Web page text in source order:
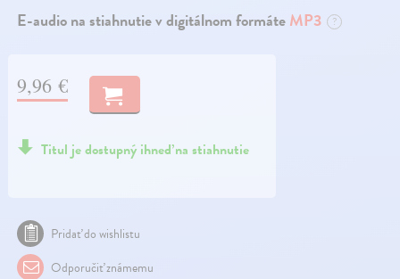
E-audio na stiahnutie v digitálnom formáteMP3 ?
9,96 €
Titul je dostupný ihneď na stiahnutie
Pridať do wishlistu
Odporučiť známemu